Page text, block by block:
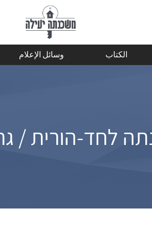
الكتاب وسائل الإعلام
לחד-הורית /